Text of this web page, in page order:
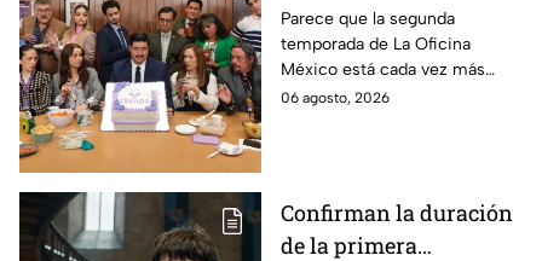
temporada 2 y un
detalle desata teorías
entre los fans
Parece que la segunda
temporada de La Oficina
México está cada vez más
cerca, pues el elenco ya se
06 agosto, 2026
Confirman la duración
de la primera